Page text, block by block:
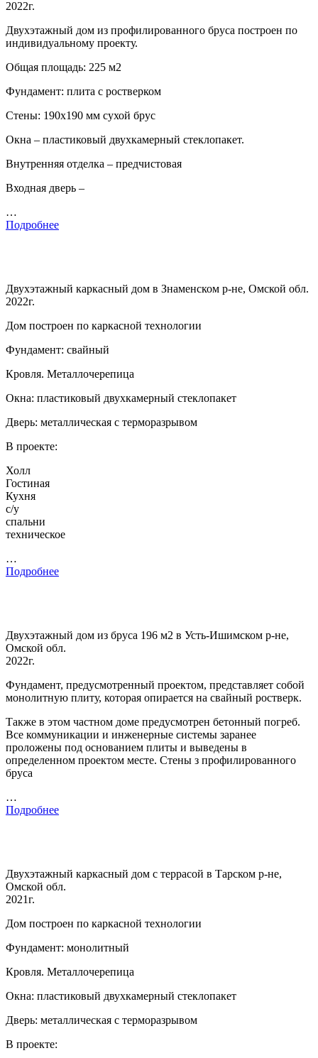
2022г.
Двухэтажный дом из профилированного бруса построен по
индивидуальному проекту.
Общая площадь: 225 м2
Фундамент: плита с ростверком
Стены: 190х190 мм сухой брус
Окна – пластиковый двухкамерный стеклопакет.
Внутренняя отделка – предчистовая
Входная дверь –
…
Подробнее
Двухэтажный каркасный дом в Знаменском р-не, Омской обл.
2022г.
Дом построен по каркасной технологии
Фундамент: свайный
Кровля. Металлочерепица
Окна: пластиковый двухкамерный стеклопакет
Дверь: металлическая с терморазрывом
В проекте:
Холл
Гостиная
Кухня
с/у
спальни
техническое
…
Подробнее
Двухэтажный дом из бруса 196 м2 в Усть-Ишимском р-не,
Омской обл.
2022г.
Фундамент, предусмотренный проектом, представляет собой
монолитную плиту, которая опирается на свайный ростверк.
Также в этом частном доме предусмотрен бетонный погреб.
Все коммуникации и инженерные системы заранее
проложены под основанием плиты и выведены в
определенном проектом месте. Стены з профилированного
бруса
…
Подробнее
Двухэтажный каркасный дом с террасой в Тарском р-не,
Омской обл.
2021г.
Дом построен по каркасной технологии
Фундамент: монолитный
Кровля. Металлочерепица
Окна: пластиковый двухкамерный стеклопакет
Дверь: металлическая с терморазрывом
В проекте: